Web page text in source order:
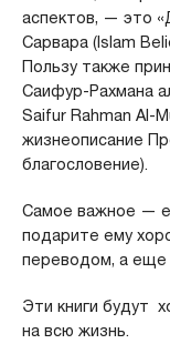
аспектов, — это
Сарвара (Islam
Пользу также
Саифур-Рахмана
Saifur Rahman Al-
жизнеописание
благословение).
Самое важное —
подарите ему
переводом, а еще
Эти книги будут
на всю жизнь.